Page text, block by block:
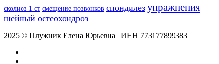
сколиоз 1 ст смещение позвонков спондилез упражнения
шейный остеохондроз
2025 © Плужник Елена Юрьевна | ИНН 773177899383